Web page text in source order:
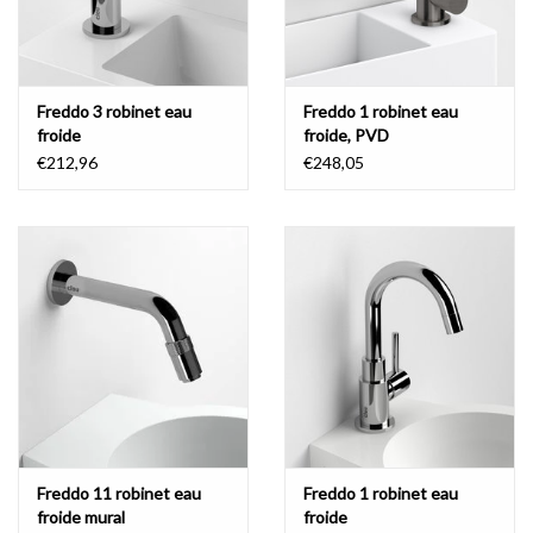
Freddo 3 robinet eau
froide
€212,96
Freddo 1 robinet eau
froide, PVD
€248,05
Freddo 11 robinet eau
froide mural
Freddo 1 robinet eau
froide